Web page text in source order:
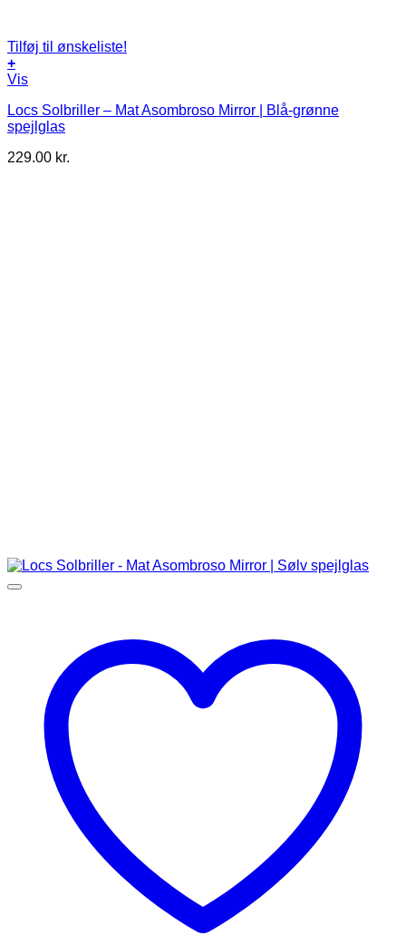
Tilføj til ønskeliste!
+
Vis
Locs Solbriller – Mat Asombroso Mirror | Blå-grønne
spejlglas
229.00 kr.